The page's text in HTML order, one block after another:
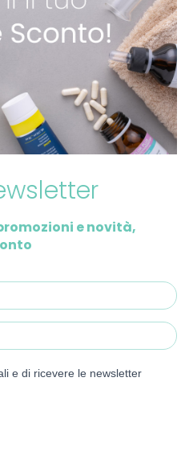
e novità,
e di ricevere le newsletter